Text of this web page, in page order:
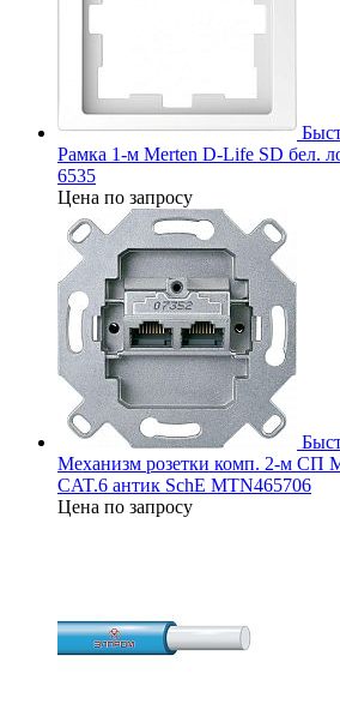
Рамка 1-м Merten D-Life SD бел.
6535
Цена по запросу
Механизм розетки комп. 2-м СП
CAT.6 антик SchE MTN465706
Цена по запросу